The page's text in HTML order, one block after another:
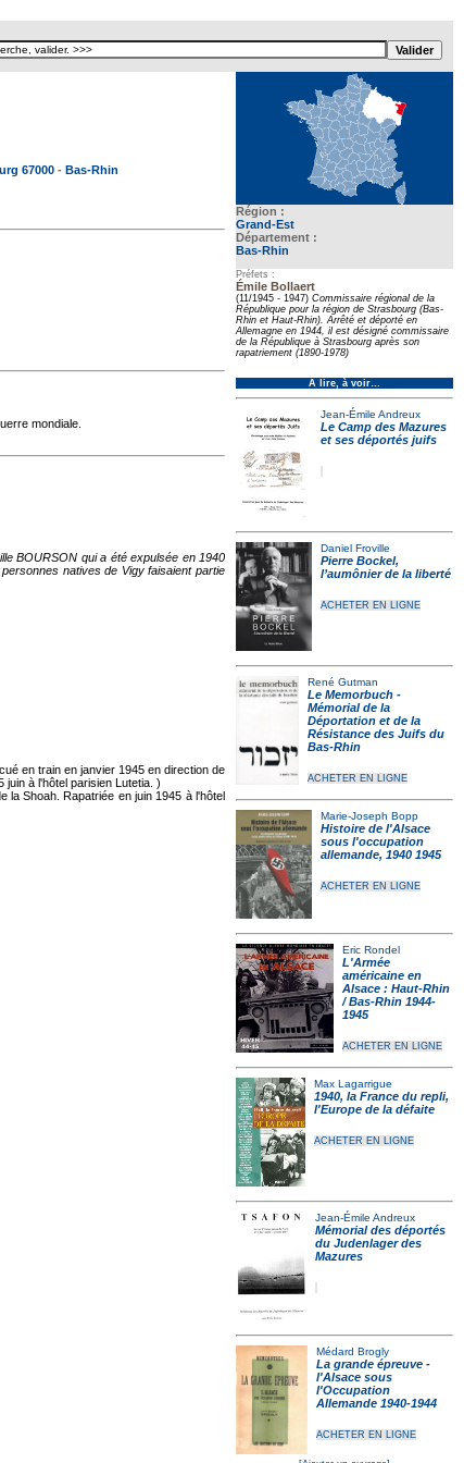
Région :
Grand-Est
Département :
Bas-Rhin
Préfets :
Émile Bollaert
(11/1945 - 1947) Commissaire régional de la
République pour la région de Strasbourg (Bas-
Rhin et Haut-Rhin). Arrêté et déporté en
Allemagne en 1944, il est désigné commissaire
de la République à Strasbourg après son
rapatriement (1890-1978)
À lire, à voir…
Jean-Émile Andreux
Le Camp des Mazures
et ses déportés juifs
Daniel Froville
Pierre Bockel,
l’aumônier de la liberté
ACHETER EN LIGNE
René Gutman
Le Memorbuch -
Mémorial de la
Déportation et de la
Résistance des Juifs du
Bas-Rhin
ACHETER EN LIGNE
Marie-Joseph Bopp
Histoire de l'Alsace
sous l'occupation
allemande, 1940 1945
ACHETER EN LIGNE
Eric Rondel
L'Armée
américaine en
Alsace : Haut-Rhin
/ Bas-Rhin 1944-
1945
ACHETER EN LIGNE
Max Lagarrigue
1940, la France du repli,
l'Europe de la défaite
ACHETER EN LIGNE
Jean-Émile Andreux
Mémorial des déportés
du Judenlager des
Mazures
Médard Brogly
La grande épreuve -
l'Alsace sous
l'Occupation
Allemande 1940-1944
ACHETER EN LIGNE
67000 - Bas-Rhin
mondiale.
BOURSON qui a été expulsée en 1940
natives de Vigy faisaient partie
en train en janvier 1945 en direction de
à l'hôtel parisien Lutetia. )
la Shoah. Rapatriée en juin 1945 à l'hôtel